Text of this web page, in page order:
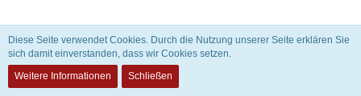
Zitat von astewes
Finde ich eigentlich auch. Da ich aber keine Erfahrung habe,
Diese Seite verwendet Cookies. Durch die Nutzung unserer Seite erklären Sie
sich damit einverstanden, dass wir Cookies setzen.
Weitere Informationen
Schließen